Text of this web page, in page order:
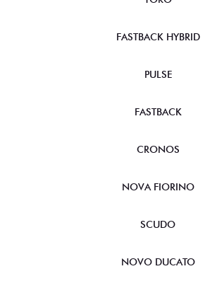
FASTBACK HYBRID
PULSE
FASTBACK
CRONOS
NOVA FIORINO
SCUDO
NOVO DUCATO